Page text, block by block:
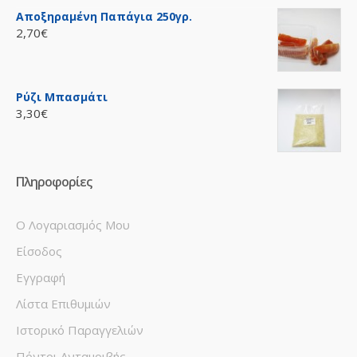
Αποξηραμένη Παπάγια 250γρ.
2,70€
Ρύζι Μπασμάτι
3,30€
Πληροφορίες
Ο Λογαριασμός Μου
Είσοδος
Εγγραφή
Λίστα Επιθυμιών
Ιστορικό Παραγγελιών